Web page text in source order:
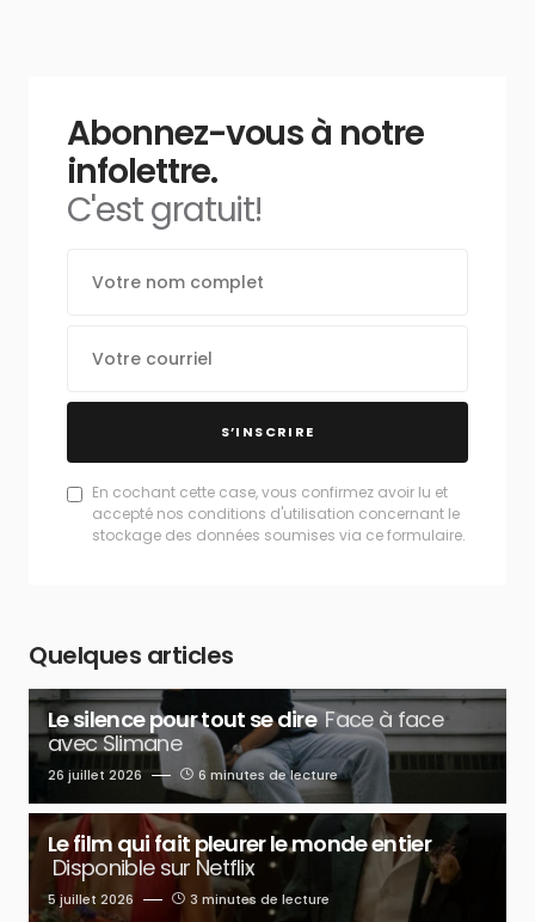
Abonnez-vous à notre
infolettre.
C'est gratuit!
S’INSCRIRE
En cochant cette case, vous confirmez avoir lu et
accepté nos conditions d'utilisation concernant le
stockage des données soumises via ce formulaire.
Quelques articles
Le silence pour tout se dire Face à face
avec Slimane
26 juillet 2026 6 minutes de lecture
Le film qui fait pleurer le monde entier
Disponible sur Netflix
5 juillet 2026 3 minutes de lecture